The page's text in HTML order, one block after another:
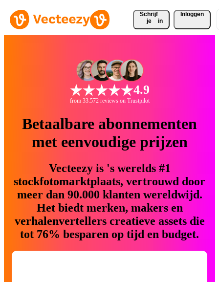
Schrijf
je
in
Inloggen
4.9
from 33.572 reviews on Trustpilot
Betaalbare abonnementen
met eenvoudige prijzen
Vecteezy is 's werelds #1
stockfotomarktplaats, vertrouwd door
meer dan 90.000 klanten wereldwijd.
Het biedt merken, makers en
verhalenvertellers creatieve assets die
tot 76% besparen op tijd en budget.